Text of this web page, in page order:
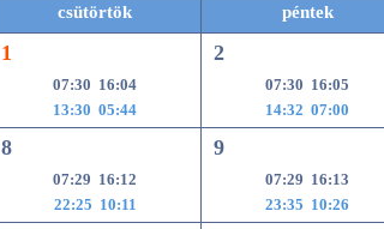
csütörtök péntek
1
07:30 16:04
13:30 05:44
2
07:30 16:05
14:32 07:00
8
07:29 16:12
22:25 10:11
9
07:29 16:13
23:35 10:26